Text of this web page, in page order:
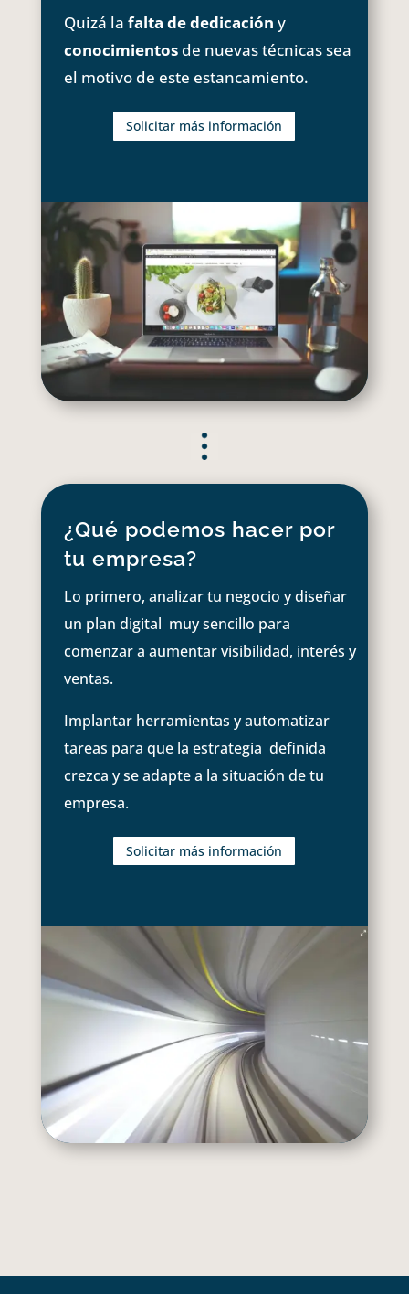
Quizá la falta de dedicación y
conocimientosde nuevas técnicas sea
el motivo de este estancamiento.
Solicitar más información
¿Qué podemos hacer por
tu empresa?
Lo primero, analizar tu negocio y diseñar
un plan digital muy sencillo para
comenzar a aumentar visibilidad, interés y
ventas.
Implantar herramientas y automatizar
tareas para que la estrategia definida
crezca y se adapte a la situación de tu
empresa.
Solicitar más información